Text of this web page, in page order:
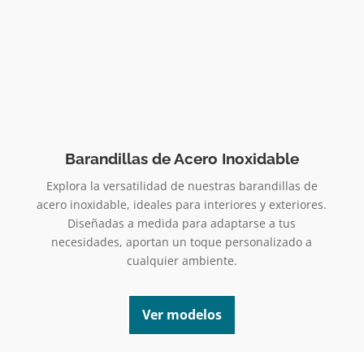
Barandillas de Acero Inoxidable
Explora la versatilidad de nuestras barandillas de
acero inoxidable, ideales para interiores y exteriores.
Diseñadas a medida para adaptarse a tus
necesidades, aportan un toque personalizado a
cualquier ambiente.
Ver modelos